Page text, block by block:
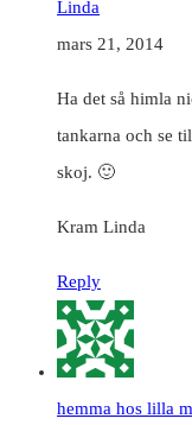
Linda
mars 21, 2014
Ha det så himla
tankarna och se
skoj. 🙂
Kram Linda
Reply
hemma hos lilla